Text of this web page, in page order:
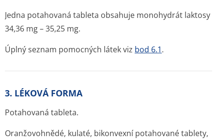
Jedna potahovaná tableta obsahuje monohydrát laktosy
34,36 mg – 35,25 mg.
Úplný seznam pomocných látek viz bod 6.1.
3. LÉKOVÁ FORMA
Potahovaná tableta.
Oranžovohnědé, kulaté, bikonvexní potahované tablety,